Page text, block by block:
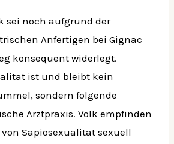
sei noch aufgrund der
Anfertigen bei Gignac
konsequent widerlegt.
ist und bleibt kein
sondern folgende
Arztpraxis. Volk empfinden
Sapiosexualitat sexuell